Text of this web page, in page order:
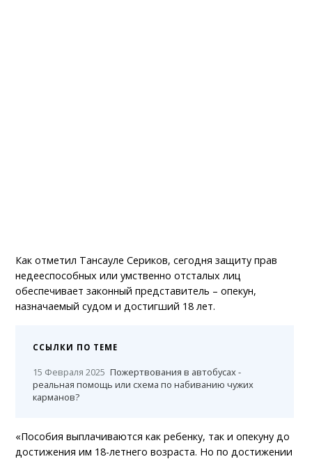
Как отметил Тансауле Сериков, сегодня защиту прав
недееспособных или умственно отсталых лиц
обеспечивает законный представитель – опекун,
назначаемый судом и достигший 18 лет.
ССЫЛКИ ПО ТЕМЕ
15 Февраля 2025 Пожертвования в автобусах -
реальная помощь или схема по набиванию чужих
карманов?
«Пособия выплачиваются как ребенку, так и опекуну до
достижения им 18-летнего возраста. Но по достижении